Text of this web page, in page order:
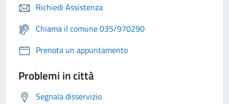
Richiedi Assistenza
Chiama il comune 035/970290
Prenota un appuntamento
Problemi in città
Segnala disservizio